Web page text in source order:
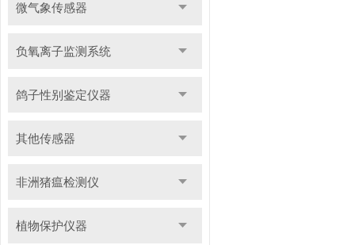
微气象传感器
负氧离子监测系统
鸽子性别鉴定仪器
其他传感器
非洲猪瘟检测仪
植物保护仪器